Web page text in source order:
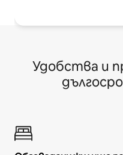
Удобства и